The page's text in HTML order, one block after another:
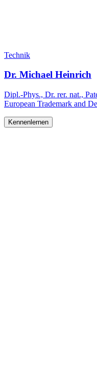
Technik
Dr. Michael Heinrich
Dipl.-Phys., Dr. rer. nat.,
European Trademark and
Kennenlernen